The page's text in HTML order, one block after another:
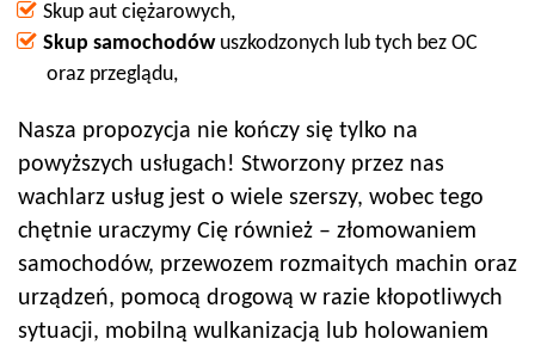
Skup aut ciężarowych,
Skup samochodówuszkodzonych lub tych bez OC
oraz przeglądu,
Nasza propozycja nie kończy się tylko na
powyższych usługach! Stworzony przez nas
wachlarz usług jest o wiele szerszy, wobec tego
chętnie uraczymy Cię również – złomowaniem
samochodów, przewozem rozmaitych machin oraz
urządzeń, pomocą drogową w razie kłopotliwych
sytuacji, mobilną wulkanizacją lub holowaniem